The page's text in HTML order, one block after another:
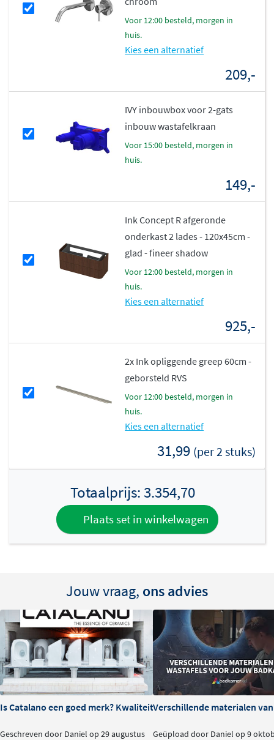
combineren met INK badkameronderkasten. Met een
diepte van 45 cm
past deze wastafel naadloos op de
onderkasten uit de collectie. Zo creëer je een complete,
stijlvolle badkameroplossing waarbij functionaliteit en
design hand in hand gaan. De wastafel wordt geleverd
zodat je zelf kunt kiezen welke accessoires het beste bij
jouw badkamer passen.
voor 12:00 besteld, morgen in
huis.
Kies een alternatief
209,-
IVY inbouwbox voor 2-gats
inbouw wastafelkraan
voor 15:00 besteld, morgen in
huis.
149,-
Ink Concept R afgeronde
onderkast 2 lades - 120x45cm -
glad - fineer shadow
voor 12:00 besteld, morgen in
huis.
Kies een alternatief
925,-
2x Ink opliggende greep 60cm -
geborsteld RVS
voor 12:00 besteld, morgen in
huis.
Kies een alternatief
31,99 (per 2 stuks)
Totaalprijs:3.354,70
Plaats set in winkelwagen
Jouw vraag, ons advies
Is Catalano een goed merk? Kwaliteit en ervaringen
Geschreven door Daniel op 29 augustus
Verschillende materialen
Geüpload door Daniel op 9